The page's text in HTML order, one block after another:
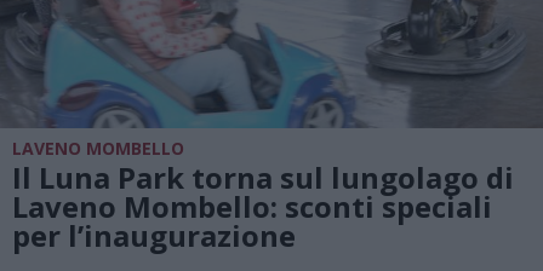
LAVENO MOMBELLO
Il Luna Park torna sul lungolago di
Laveno Mombello: sconti speciali
per l’inaugurazione